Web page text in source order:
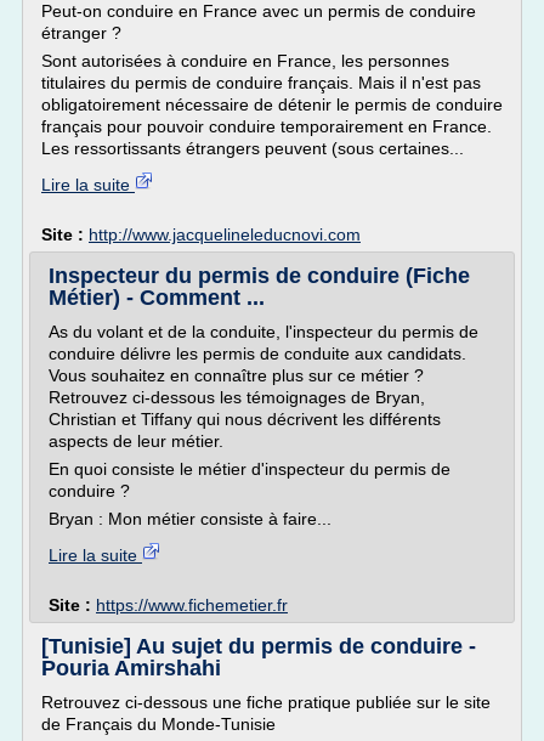
Peut-on conduire en France avec un permis de conduire
étranger ?
Sont autorisées à conduire en France, les personnes
titulaires du permis de conduire français. Mais il n'est pas
obligatoirement nécessaire de détenir le permis de conduire
français pour pouvoir conduire temporairement en France.
Les ressortissants étrangers peuvent (sous certaines...
Lire la suite
Site : http://www.jacquelineleducnovi.com
Inspecteur du permis de conduire (Fiche
Métier) - Comment ...
As du volant et de la conduite, l'inspecteur du permis de
conduire délivre les permis de conduite aux candidats.
Vous souhaitez en connaître plus sur ce métier ?
Retrouvez ci-dessous les témoignages de Bryan,
Christian et Tiffany qui nous décrivent les différents
aspects de leur métier.
En quoi consiste le métier d'inspecteur du permis de
conduire ?
Bryan : Mon métier consiste à faire...
Lire la suite
Site : https://www.fichemetier.fr
[Tunisie] Au sujet du permis de conduire -
Pouria Amirshahi
Retrouvez ci-dessous une fiche pratique publiée sur le site
de Français du Monde-Tunisie